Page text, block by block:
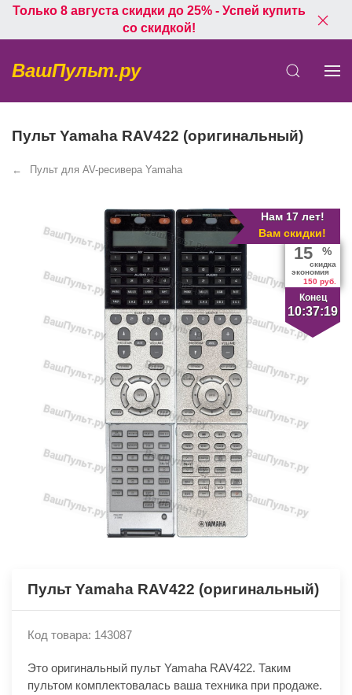
Только 8 августа скидки до 25% - Успей купить
со скидкой!
ВашПульт.ру
Пульт Yamaha RAV422 (оригинальный)
Пульт для AV-ресивера Yamaha
Нам 17 лет!
Вам скидки!
Конец
10:37:19
15 %
скидка
экономия
150 руб.
Пульт Yamaha RAV422 (оригинальный)
Код товара: 143087
Это оригинальный пульт Yamaha RAV422. Таким
пультом комплектовалась ваша техника при продаже.